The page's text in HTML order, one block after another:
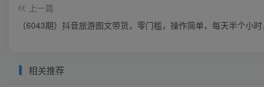
上一篇
（6043期）抖音旅游图文带货，零门槛，操作简单，每天半个小
相关推荐